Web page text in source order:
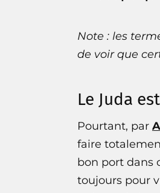
Note : les
de voir que
Le Juda
Pourtant, par
faire
bon port dans
toujours pour